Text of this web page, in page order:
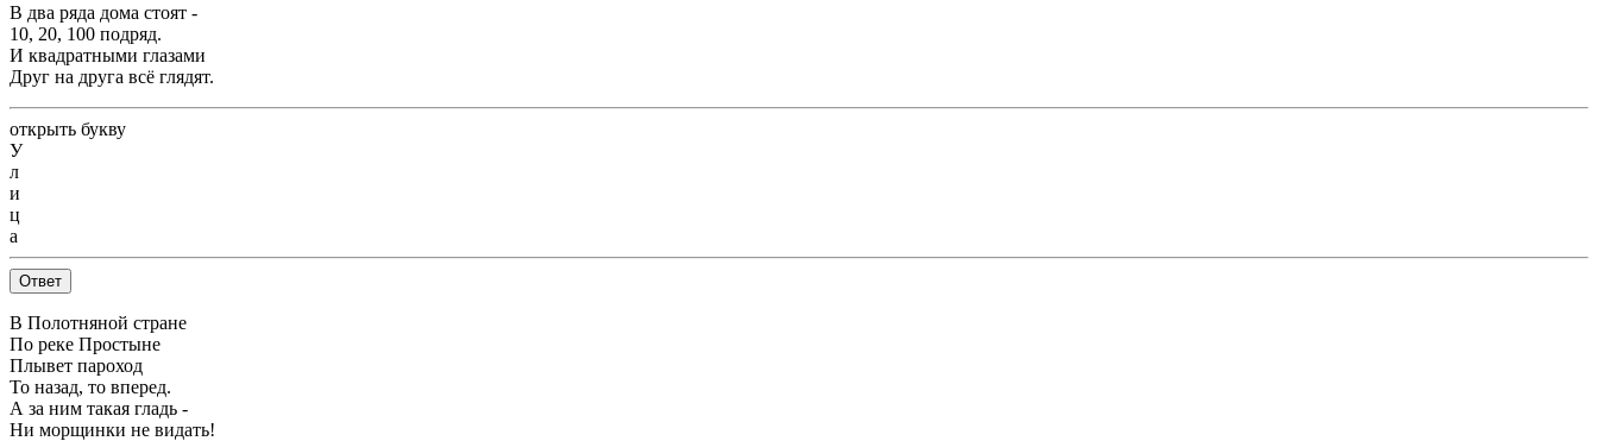
В два ряда дома стоят -
10, 20, 100 подряд.
И квадратными глазами
Друг на друга всё глядят.
открыть букву
У
л
и
ц
а
Ответ
В Полотняной стране
По реке Простыне
Плывет пароход
То назад, то вперед.
А за ним такая гладь -
Ни морщинки не видать!